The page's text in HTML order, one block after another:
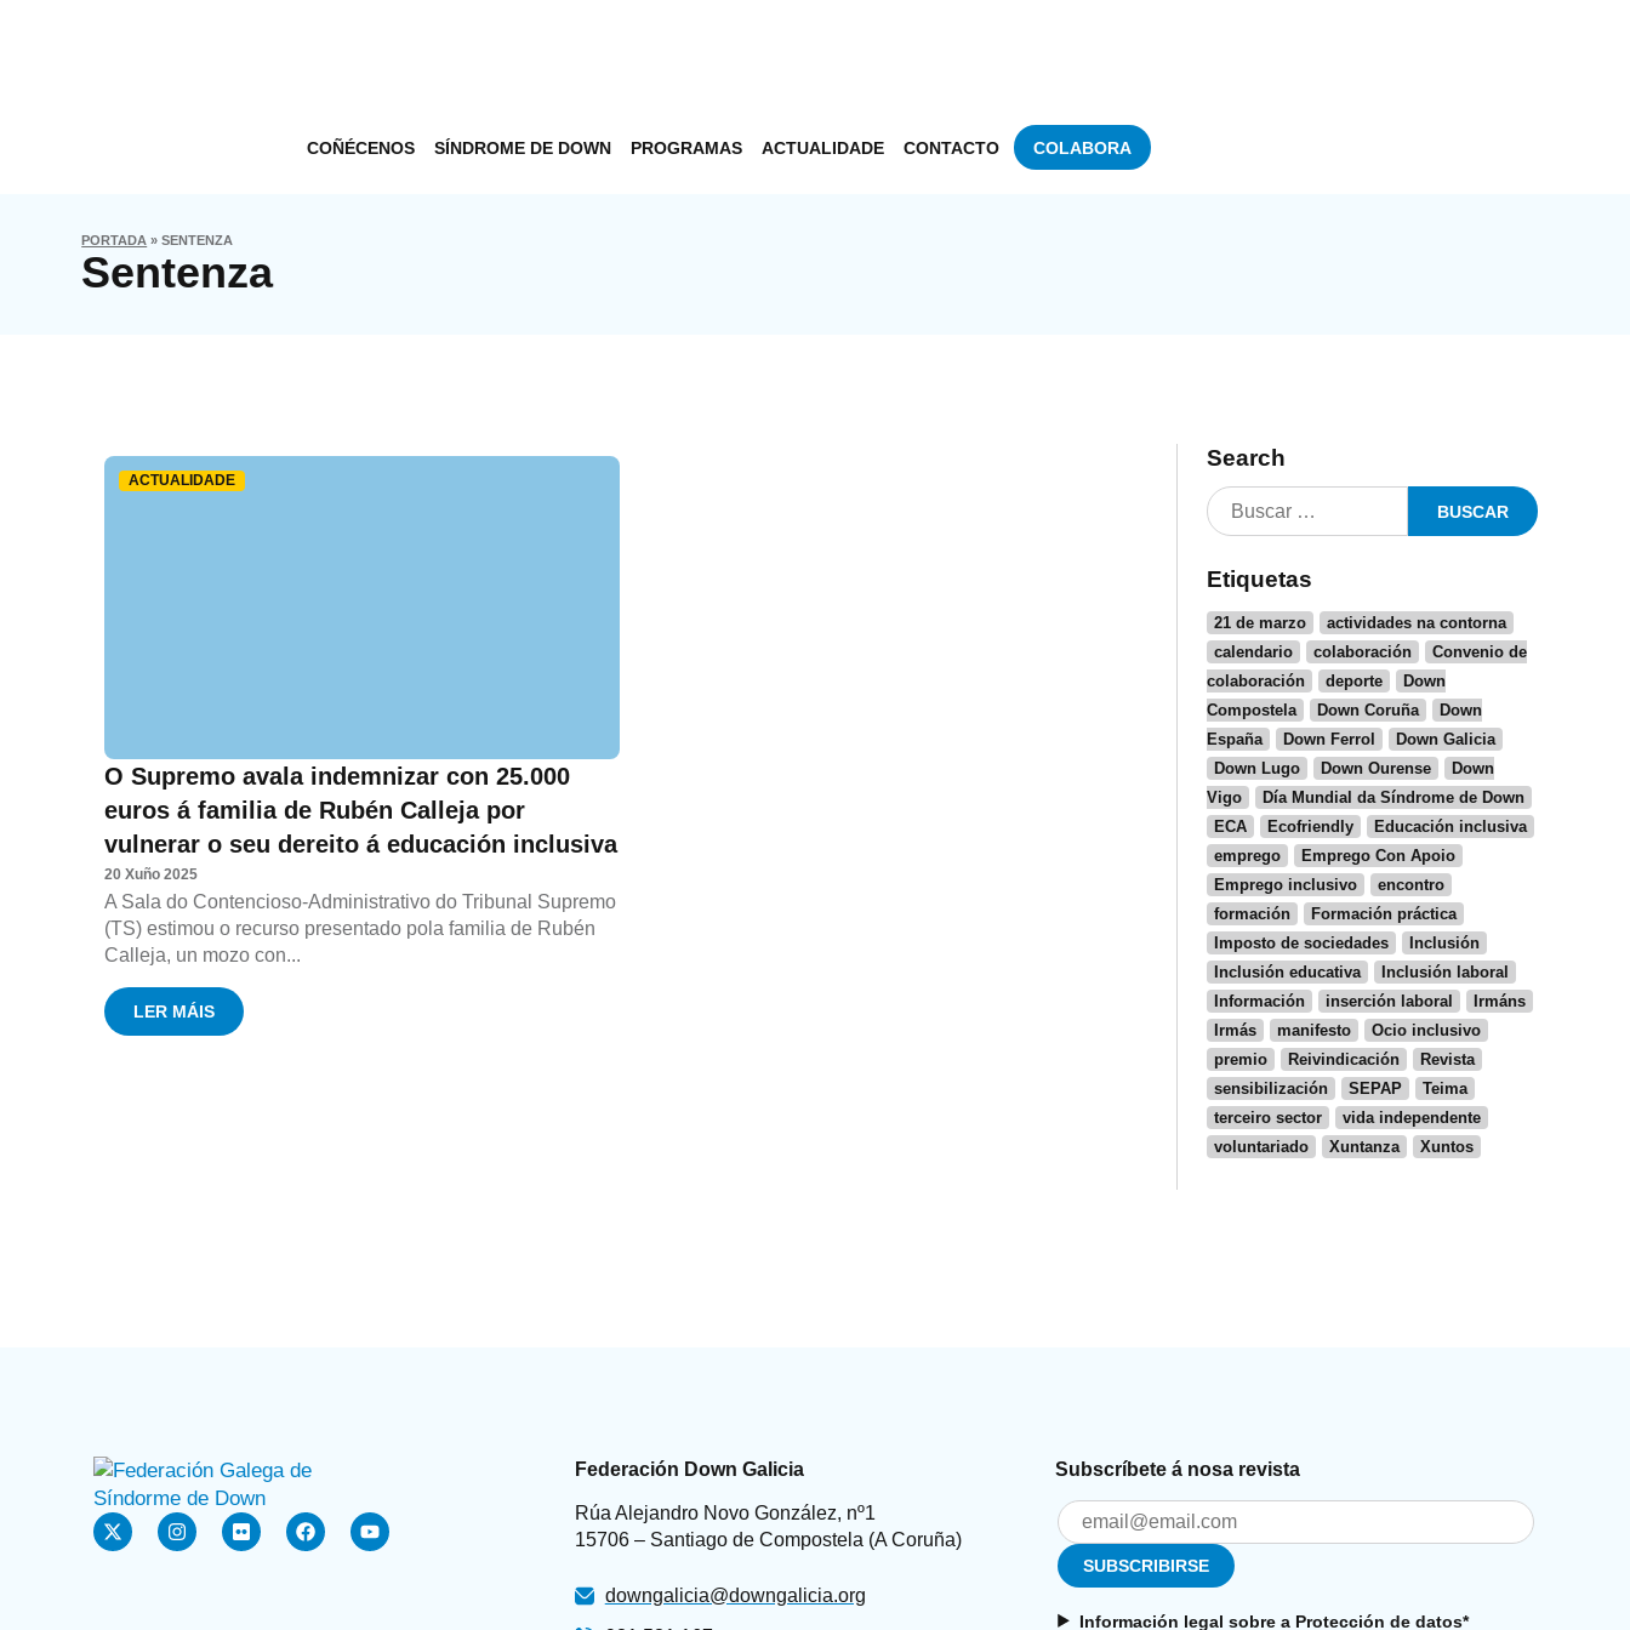
COÑÉCENOS SÍNDROME DE DOWN PROGRAMAS ACTUALIDADE CONTACTO COLABORA
PORTADA »SENTENZA
Sentenza
ACTUALIDADE
O Supremo avala indemnizar con 25.000
euros á familia de Rubén Calleja por
vulnerar o seu dereito á educación inclusiva
20 Xuño 2025
A Sala do Contencioso-Administrativo do Tribunal Supremo
(TS) estimou o recurso presentado pola familia de Rubén
Calleja, un mozo con...
LER MÁIS
Search
Etiquetas
21 de marzo
actividades na contorna
calendario
colaboración
Convenio de
colaboración
deporte
Down
Compostela
Down Coruña
Down
España
Down Ferrol
Down Galicia
Down Lugo
Down Ourense
Down
Vigo
Día Mundial da Síndrome de Down
ECA
Ecofriendly
Educación inclusiva
emprego
Emprego Con Apoio
Emprego inclusivo
encontro
formación
Formación práctica
Imposto de sociedades
Inclusión
Inclusión educativa
Inclusión laboral
Información
inserción laboral
Irmáns
Irmás
manifesto
Ocio inclusivo
premio
Reivindicación
Revista
sensibilización
SEPAP
Teima
terceiro sector
vida independente
voluntariado
Xuntanza Xuntos
Federación Down Galicia
Rúa Alejandro Novo González, nº1
15706 – Santiago de Compostela (A Coruña)
downgalicia@downgalicia.org
Subscríbete á nosa revista
Información legal sobre a Protección de datos*